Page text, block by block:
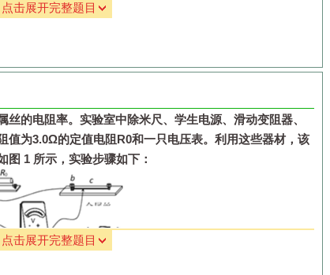
点击展开完整题目
丝的电阻率。实验室中除米尺、学生电源、滑动变阻器、
值为3.0Ω的定值电阻 R0和一只电压表。利用这些器材，该
图 1 所示，实验步骤如下：
点击展开完整题目